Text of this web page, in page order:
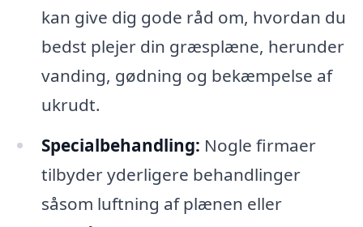
kan give dig gode råd om, hvordan du
bedst plejer din græsplæne, herunder
vanding, gødning og bekæmpelse af
ukrudt.
Specialbehandling: Nogle firmaer
tilbyder yderligere behandlinger
såsom luftning af plænen eller